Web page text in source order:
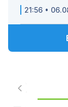
21:56 •